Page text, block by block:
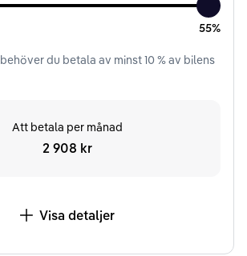
55%
behöver du betala av minst10% av bilens
Att betala per månad
2 908 kr
Visa detaljer